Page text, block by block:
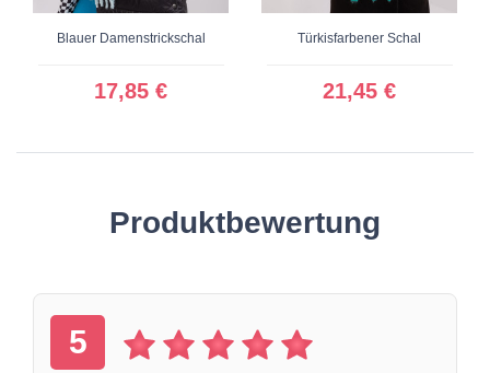
Blauer Damenstrickschal
17,85 €
Türkisfarbener Schal
21,45 €
Produktbewertung
5